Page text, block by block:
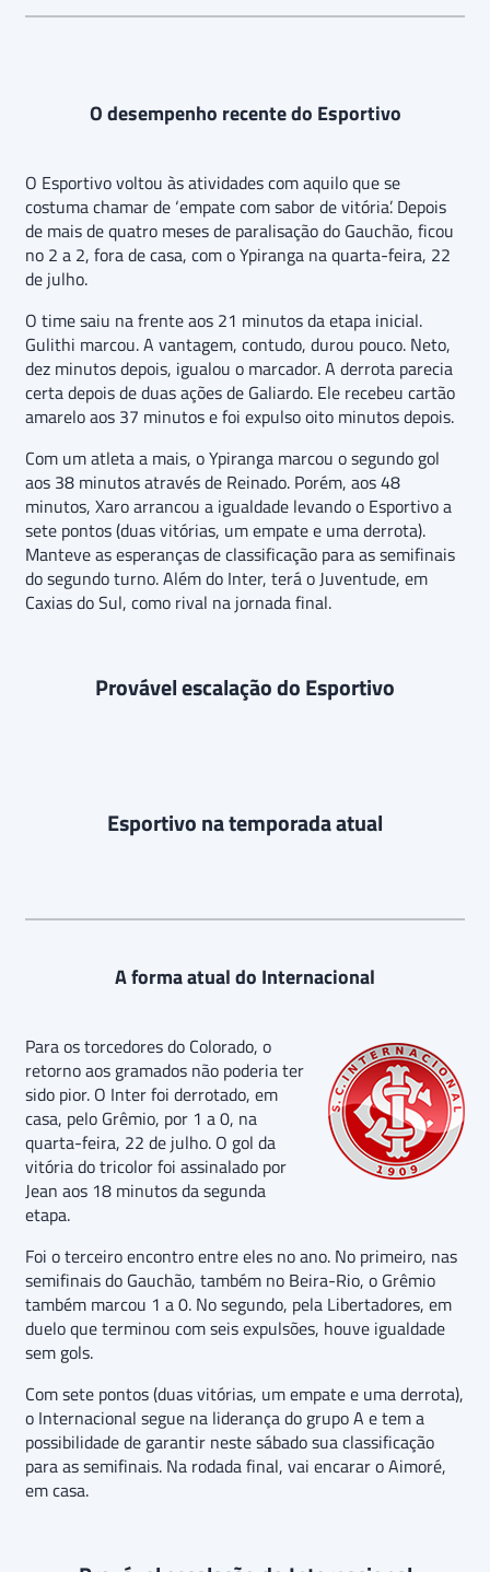
O desempenho recente do Esportivo
O Esportivo voltou às atividades com aquilo que se
costuma chamar de ‘empate com sabor de vitória’. Depois
de mais de quatro meses de paralisação do Gauchão, ficou
no 2 a 2, fora de casa, com o Ypiranga na quarta-feira, 22
de julho.
O time saiu na frente aos 21 minutos da etapa inicial.
Gulithi marcou. A vantagem, contudo, durou pouco. Neto,
dez minutos depois, igualou o marcador. A derrota parecia
certa depois de duas ações de Galiardo. Ele recebeu cartão
amarelo aos 37 minutos e foi expulso oito minutos depois.
Com um atleta a mais, o Ypiranga marcou o segundo gol
aos 38 minutos através de Reinado. Porém, aos 48
minutos, Xaro arrancou a igualdade levando o Esportivo a
sete pontos (duas vitórias, um empate e uma derrota).
Manteve as esperanças de classificação para as semifinais
do segundo turno. Além do Inter, terá o Juventude, em
Caxias do Sul, como rival na jornada final.
Provável escalação do Esportivo
Esportivo na temporada atual
A forma atual do Internacional
Para os torcedores do Colorado, o
retorno aos gramados não poderia ter
sido pior. O Inter foi derrotado, em
casa, pelo Grêmio, por 1 a 0, na
quarta-feira, 22 de julho. O gol da
vitória do tricolor foi assinalado por
Jean aos 18 minutos da segunda
etapa.
Foi o terceiro encontro entre eles no ano. No primeiro, nas
semifinais do Gauchão, também no Beira-Rio, o Grêmio
também marcou 1 a 0. No segundo, pela Libertadores, em
duelo que terminou com seis expulsões, houve igualdade
sem gols.
Com sete pontos (duas vitórias, um empate e uma derrota),
o Internacional segue na liderança do grupo A e tem a
possibilidade de garantir neste sábado sua classificação
para as semifinais. Na rodada final, vai encarar o Aimoré,
em casa.